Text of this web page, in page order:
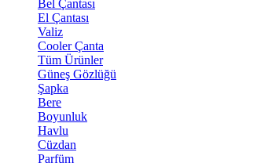
Bel Çantası
El Çantası
Valiz
Cooler Çanta
Tüm Ürünler
Güneş Gözlüğü
Şapka
Bere
Boyunluk
Havlu
Cüzdan
Parfüm